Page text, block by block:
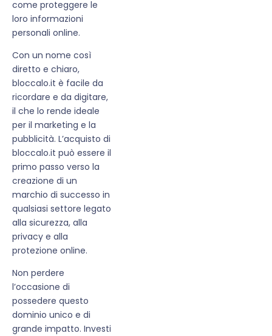
come proteggere le
loro informazioni
personali online.
Con un nome così
diretto e chiaro,
bloccalo.it è facile da
ricordare e da digitare,
il che lo rende ideale
per il marketing e la
pubblicità. L’acquisto di
bloccalo.it può essere il
primo passo verso la
creazione di un
marchio di successo in
qualsiasi settore legato
alla sicurezza, alla
privacy e alla
protezione online.
Non perdere
l’occasione di
possedere questo
dominio unico e di
grande impatto. Investi